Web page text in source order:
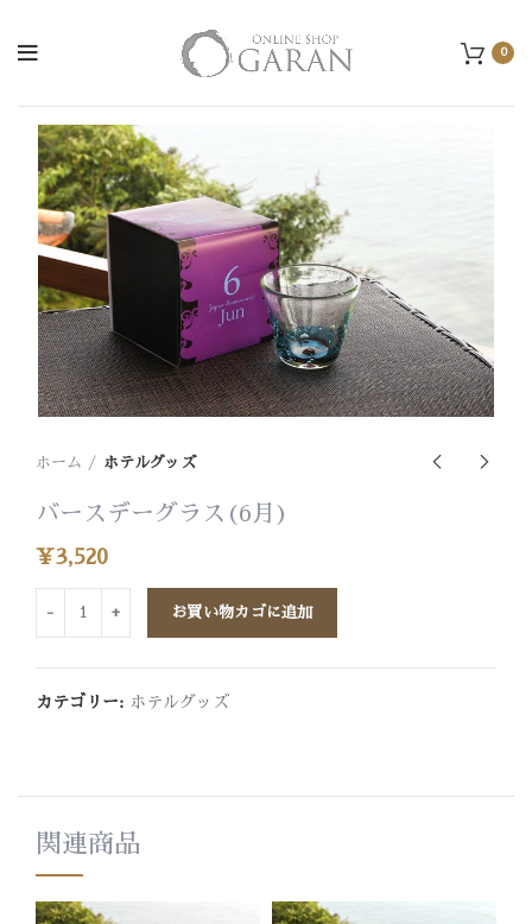
0
ホーム ホテルグッズ
バースデーグラス(6月)
¥3,520
お買い物カゴに追加
カテゴリー: ホテルグッズ
関連商品